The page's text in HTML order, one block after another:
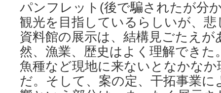
パンフレット(後で騙されたが分
観光を目指しているらしいが、
資料館の展示は、結構見ごたえが
然、漁業、歴史はよく理解できた
魚種など現地に来ないとなかな
だ。そして、案の定、干拓事業に